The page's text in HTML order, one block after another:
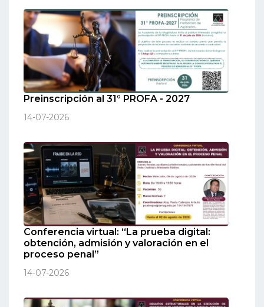
Preinscripción al 31° PROFA - 2027
14-07-2026
Conferencia virtual: “La prueba digital:
obtención, admisión y valoración en el
proceso penal”
14-07-2026